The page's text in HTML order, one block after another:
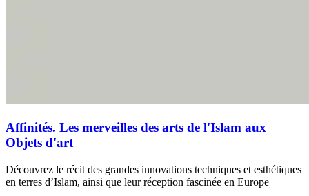
Affinités. Les merveilles des arts de l'Islam aux
Objets d'art
Découvrez le récit des grandes innovations techniques et esthétiques
en terres d’Islam, ainsi que leur réception fascinée en Europe